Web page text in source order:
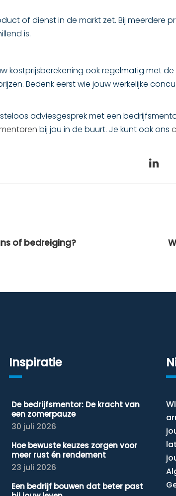
of dienst in de markt zet. Bij
is.
kostprijsberekening ook regelmatig met
Bedenk eerst wie jouw werkelijke
adviesgesprek met een
bij jou in de buurt. Je kunt ook ons
of bedreiging?
Inspiratie
De bedrijfsmentor: De kracht van
een zomerpauze
30 juli 2026
Hoe bewuste keuzes zorgen voor
meer rust én rendement
23 juli 2026
Een bedrijf bouwen dat beter past